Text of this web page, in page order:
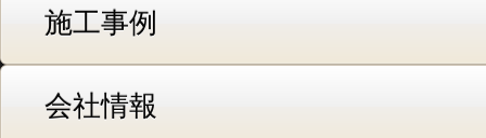
施工事例
会社情報